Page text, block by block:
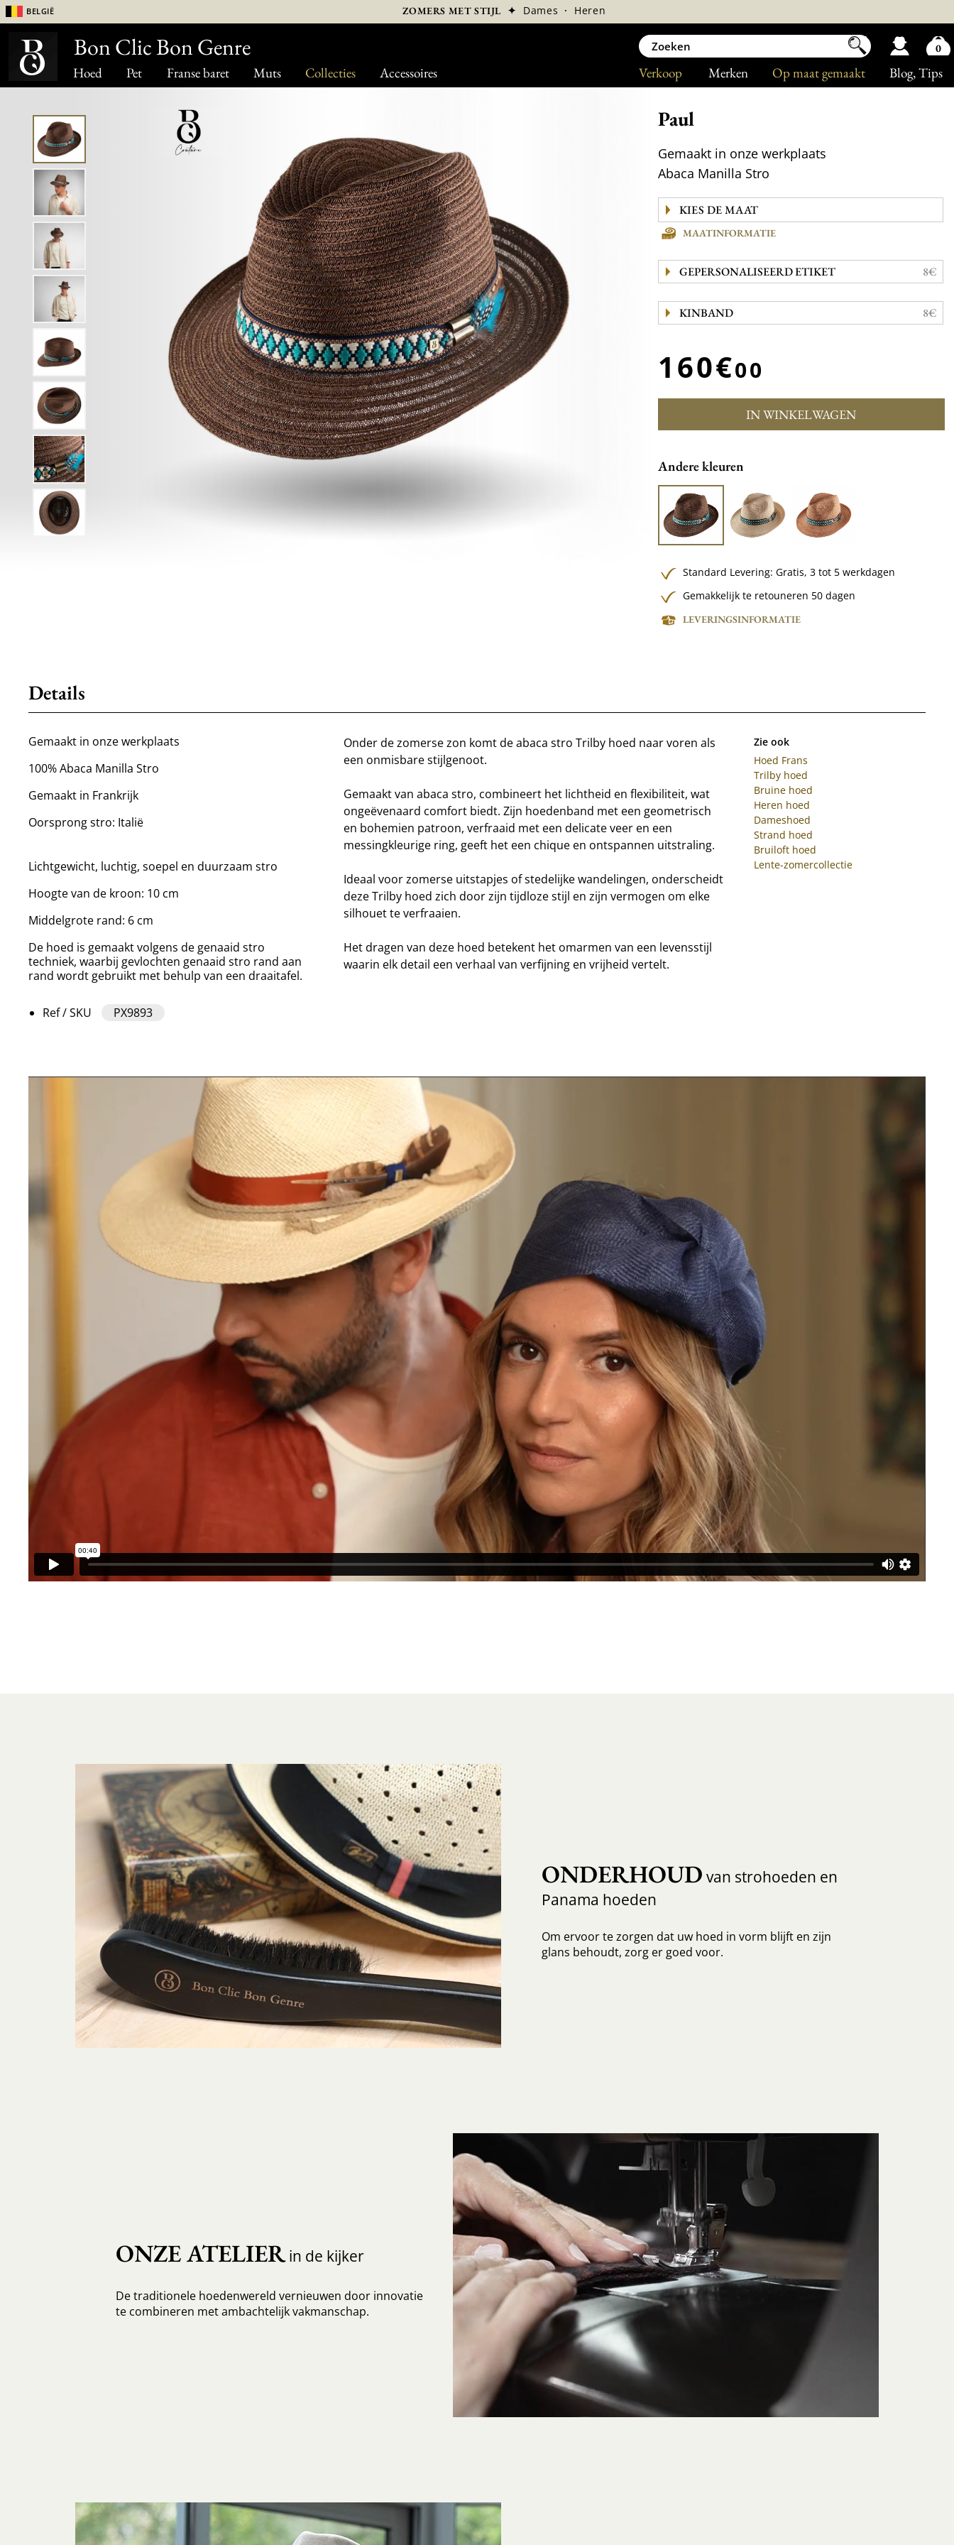
Hoed Pet Franse baret Muts Collecties Accessoires Blog, Tips
Op maat gemaakt
Merken
Verkoop
België ZOMERS MET STIJL ✦ Dames · Heren
Paul
Gemaakt in onze werkplaats
Abaca Manilla Stro
MAATINFORMATIE
GEPERSONALISEERD ETIKET 8€
KINBAND 8€
160€00
IN WINKELWAGEN
Andere kleuren
Standard Levering:Gratis,3 tot 5 werkdagen
Gemakkelijk te retouneren 50 dagen
LEVERINGSINFORMATIE
Details
Gemaakt in onze werkplaats
100% Abaca Manilla Stro
Gemaakt in Frankrijk
Oorsprong stro: Italië
Lichtgewicht, luchtig, soepel en duurzaam stro
Hoogte van de kroon: 10 cm
Middelgrote rand: 6 cm
De hoed is gemaakt volgens de genaaid stro
techniek, waarbij gevlochten genaaid stro rand aan
rand wordt gebruikt met behulp van een draaitafel.
Ref / SKU PX9893
Onder de zomerse zon komt de abaca stro Trilby hoed naar voren als
een onmisbare stijlgenoot.
Gemaakt van abaca stro, combineert het lichtheid en flexibiliteit, wat
ongeëvenaard comfort biedt. Zijn hoedenband met een geometrisch
en bohemien patroon, verfraaid met een delicate veer en een
messingkleurige ring, geeft het een chique en ontspannen uitstraling.
Ideaal voor zomerse uitstapjes of stedelijke wandelingen, onderscheidt
deze Trilby hoed zich door zijn tijdloze stijl en zijn vermogen om elke
silhouet te verfraaien.
Het dragen van deze hoed betekent het omarmen van een levensstijl
waarin elk detail een verhaal van verfijning en vrijheid vertelt.
Zie ook
Hoed Frans
Trilby hoed
Bruine hoed
Heren hoed
Dameshoed
Strand hoed
Bruiloft hoed
Lente-zomercollectie
ONDERHOUD van strohoeden en
Panama hoeden
Om ervoor te zorgen dat uw hoed in vorm blijft en zijn
glans behoudt, zorg er goed voor.
ONZE ATELIERin de kijker
De traditionele hoedenwereld vernieuwen door innovatie
te combineren met ambachtelijk vakmanschap.
Bon Clic Bon Genre 0